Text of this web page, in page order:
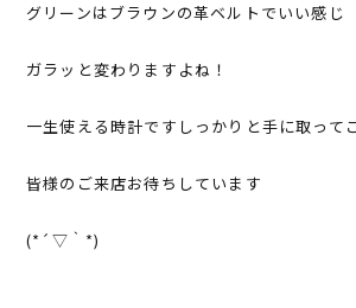
グリーンはブラウンの革ベルトでいい感じ
ガラッと変わりますよね！
一生使える時計ですしっかりと手に取って
皆様のご来店お待ちしています
(*´▽｀*)